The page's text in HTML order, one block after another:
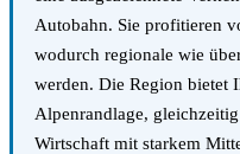
Autobahn. Sie profitieren
wodurch regionale wie
werden. Die Region bietet
Alpenrandlage,
Wirtschaft mit starkem